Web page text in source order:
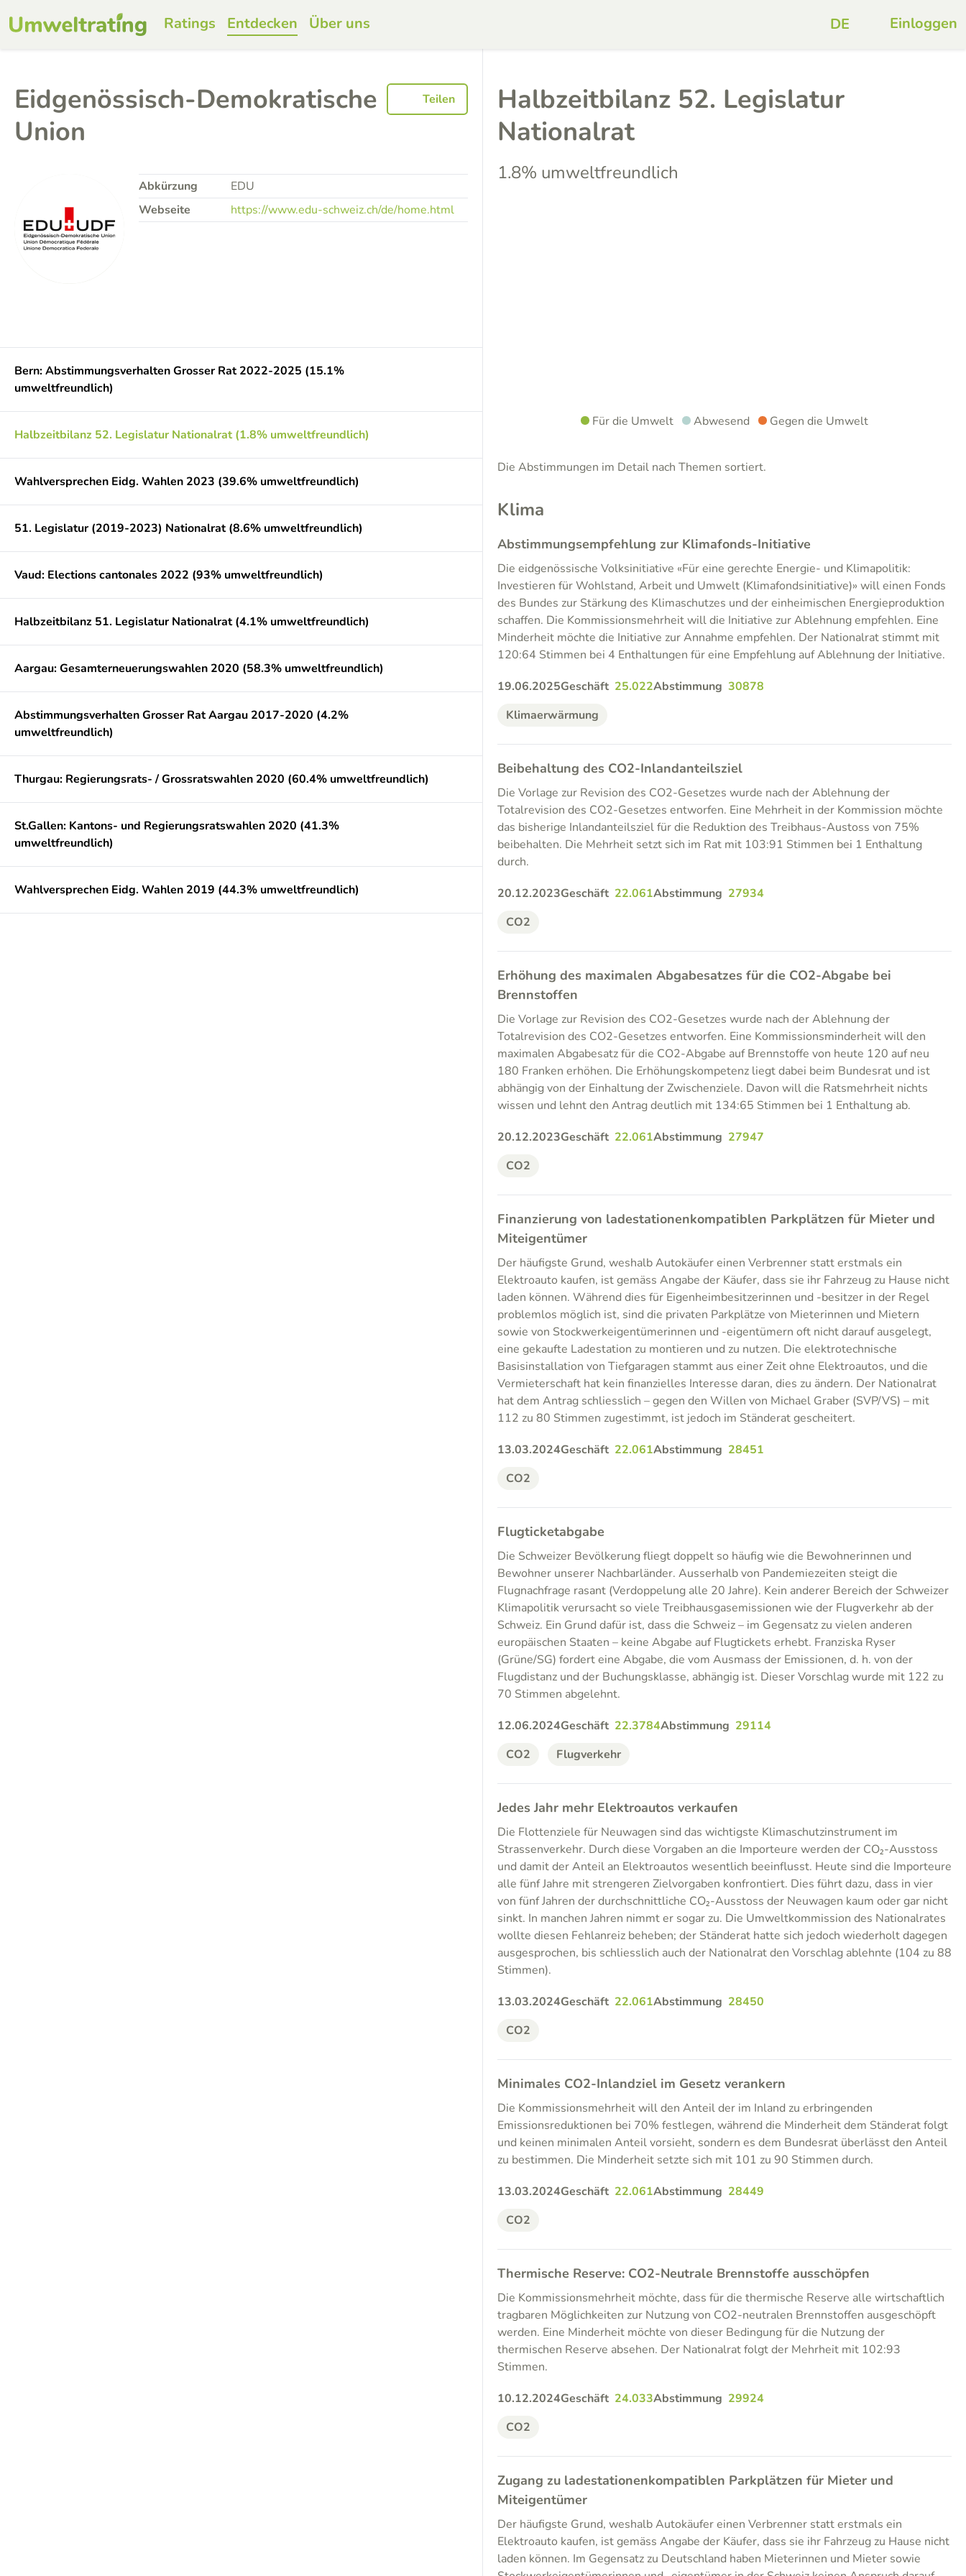
Ratings Entdecken Über uns Einloggen
Eidgenössisch-Demokratische
Union
Teilen
Abkürzung
EDU
Webseite
https://www.edu-schweiz.ch/de/home.html
Bern: Abstimmungsverhalten Grosser Rat 2022-2025 (15.1%
umweltfreundlich)
Halbzeitbilanz 52. Legislatur Nationalrat (1.8% umweltfreundlich)
Wahlversprechen Eidg. Wahlen 2023 (39.6% umweltfreundlich)
51. Legislatur (2019-2023) Nationalrat (8.6% umweltfreundlich)
Vaud: Elections cantonales 2022 (93% umweltfreundlich)
Halbzeitbilanz 51. Legislatur Nationalrat (4.1% umweltfreundlich)
Aargau: Gesamterneuerungswahlen 2020 (58.3% umweltfreundlich)
Abstimmungsverhalten Grosser Rat Aargau 2017-2020 (4.2%
umweltfreundlich)
Thurgau: Regierungsrats- / Grossratswahlen 2020 (60.4% umweltfreundlich)
St.Gallen: Kantons- und Regierungsratswahlen 2020 (41.3%
umweltfreundlich)
Wahlversprechen Eidg. Wahlen 2019 (44.3% umweltfreundlich)
Halbzeitbilanz 52. Legislatur
Nationalrat
1.8% umweltfreundlich
Für die Umwelt Abwesend Gegen die Umwelt
Die Abstimmungen im Detail nach Themen sortiert.
Klima
Abstimmungsempfehlung zur Klimafonds-Initiative
Die eidgenössische Volksinitiative «Für eine gerechte Energie- und Klimapolitik:
Investieren für Wohlstand, Arbeit und Umwelt (Klimafondsinitiative)» will einen Fonds
des Bundes zur Stärkung des Klimaschutzes und der einheimischen Energieproduktion
schaffen. Die Kommissionsmehrheit will die Initiative zur Ablehnung empfehlen. Eine
Minderheit möchte die Initiative zur Annahme empfehlen. Der Nationalrat stimmt mit
120:64 Stimmen bei 4 Enthaltungen für eine Empfehlung auf Ablehnung der Initiative.
19.06.2025Geschäft 25.022Abstimmung 30878
Klimaerwärmung
Beibehaltung des CO2-Inlandanteilsziel
Die Vorlage zur Revision des CO2-Gesetzes wurde nach der Ablehnung der
Totalrevision des CO2-Gesetzes entworfen. Eine Mehrheit in der Kommission möchte
das bisherige Inlandanteilsziel für die Reduktion des Treibhaus-Austoss von 75%
beibehalten. Die Mehrheit setzt sich im Rat mit 103:91 Stimmen bei 1 Enthaltung
durch.
20.12.2023Geschäft 22.061Abstimmung 27934
CO2
Erhöhung des maximalen Abgabesatzes für die CO2-Abgabe bei
Brennstoffen
Die Vorlage zur Revision des CO2-Gesetzes wurde nach der Ablehnung der
Totalrevision des CO2-Gesetzes entworfen. Eine Kommissionsminderheit will den
maximalen Abgabesatz für die CO2-Abgabe auf Brennstoffe von heute 120 auf neu
180 Franken erhöhen. Die Erhöhungskompetenz liegt dabei beim Bundesrat und ist
abhängig von der Einhaltung der Zwischenziele. Davon will die Ratsmehrheit nichts
wissen und lehnt den Antrag deutlich mit 134:65 Stimmen bei 1 Enthaltung ab.
20.12.2023Geschäft 22.061Abstimmung 27947
CO2
Finanzierung von ladestationenkompatiblen Parkplätzen für Mieter und
Miteigentümer
Der häufigste Grund, weshalb Autokäufer einen Verbrenner statt erstmals ein
Elektroauto kaufen, ist gemäss Angabe der Käufer, dass sie ihr Fahrzeug zu Hause nicht
laden können. Während dies für Eigenheimbesitzerinnen und -besitzer in der Regel
problemlos möglich ist, sind die privaten Parkplätze von Mieterinnen und Mietern
sowie von Stockwerkeigentümerinnen und -eigentümern oft nicht darauf ausgelegt,
eine gekaufte Ladestation zu montieren und zu nutzen. Die elektrotechnische
Basisinstallation von Tiefgaragen stammt aus einer Zeit ohne Elektroautos, und die
Vermieterschaft hat kein finanzielles Interesse daran, dies zu ändern. Der Nationalrat
hat dem Antrag schliesslich – gegen den Willen von Michael Graber (SVP/VS) – mit
112 zu 80 Stimmen zugestimmt, ist jedoch im Ständerat gescheitert.
13.03.2024Geschäft 22.061Abstimmung 28451
CO2
Flugticketabgabe
Die Schweizer Bevölkerung fliegt doppelt so häufig wie die Bewohnerinnen und
Bewohner unserer Nachbarländer. Ausserhalb von Pandemiezeiten steigt die
Flugnachfrage rasant (Verdoppelung alle 20 Jahre). Kein anderer Bereich der Schweizer
Klimapolitik verursacht so viele Treibhausgasemissionen wie der Flugverkehr ab der
Schweiz. Ein Grund dafür ist, dass die Schweiz – im Gegensatz zu vielen anderen
europäischen Staaten – keine Abgabe auf Flugtickets erhebt. Franziska Ryser
(Grüne/SG) fordert eine Abgabe, die vom Ausmass der Emissionen, d. h. von der
Flugdistanz und der Buchungsklasse, abhängig ist. Dieser Vorschlag wurde mit 122 zu
70 Stimmen abgelehnt.
12.06.2024Geschäft 22.3784Abstimmung 29114
CO2
Flugverkehr
Jedes Jahr mehr Elektroautos verkaufen
Die Flottenziele für Neuwagen sind das wichtigste Klimaschutzinstrument im
Strassenverkehr. Durch diese Vorgaben an die Importeure werden der CO₂-Ausstoss
und damit der Anteil an Elektroautos wesentlich beeinflusst. Heute sind die Importeure
alle fünf Jahre mit strengeren Zielvorgaben konfrontiert. Dies führt dazu, dass in vier
von fünf Jahren der durchschnittliche CO₂-Ausstoss der Neuwagen kaum oder gar nicht
sinkt. In manchen Jahren nimmt er sogar zu. Die Umweltkommission des Nationalrates
wollte diesen Fehlanreiz beheben; der Ständerat hatte sich jedoch wiederholt dagegen
ausgesprochen, bis schliesslich auch der Nationalrat den Vorschlag ablehnte (104 zu 88
Stimmen).
13.03.2024Geschäft 22.061Abstimmung 28450
CO2
Minimales CO2-Inlandziel im Gesetz verankern
Die Kommissionsmehrheit will den Anteil der im Inland zu erbringenden
Emissionsreduktionen bei 70% festlegen, während die Minderheit dem Ständerat folgt
und keinen minimalen Anteil vorsieht, sondern es dem Bundesrat überlässt den Anteil
zu bestimmen. Die Minderheit setzte sich mit 101 zu 90 Stimmen durch.
13.03.2024Geschäft 22.061Abstimmung 28449
CO2
Thermische Reserve: CO2-Neutrale Brennstoffe ausschöpfen
Die Kommissionsmehrheit möchte, dass für die thermische Reserve alle wirtschaftlich
tragbaren Möglichkeiten zur Nutzung von CO2-neutralen Brennstoffen ausgeschöpft
werden. Eine Minderheit möchte von dieser Bedingung für die Nutzung der
thermischen Reserve absehen. Der Nationalrat folgt der Mehrheit mit 102:93
Stimmen.
10.12.2024Geschäft 24.033Abstimmung 29924
CO2
Zugang zu ladestationenkompatiblen Parkplätzen für Mieter und
Miteigentümer
Der häufigste Grund, weshalb Autokäufer einen Verbrenner statt erstmals ein
Elektroauto kaufen, ist gemäss Angabe der Käufer, dass sie ihr Fahrzeug zu Hause nicht
laden können. Im Gegensatz zu Deutschland haben Mieterinnen und Mieter sowie